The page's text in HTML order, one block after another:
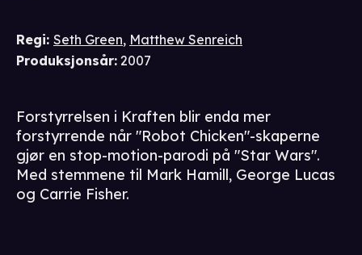
Regi: Seth Green, Matthew Senreich
Produksjonsår: 2007
Forstyrrelsen i Kraften blir enda mer
forstyrrende når "Robot Chicken"-skaperne
gjør en stop-motion-parodi på "Star Wars".
Med stemmene til Mark Hamill, George Lucas
og Carrie Fisher.